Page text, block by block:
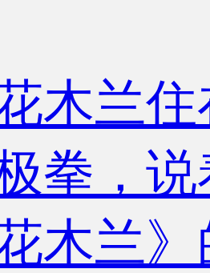
兰住在
拳，
木兰